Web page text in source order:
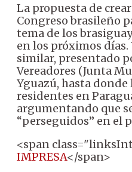
La propuesta de
Congreso brasileño
tema de los
en los próximos
similar, presentado
Vereadores (Junta
Yguazú, hasta
residentes en
argumentando que
“perseguidos” en el
<span
IMPRESA</span>